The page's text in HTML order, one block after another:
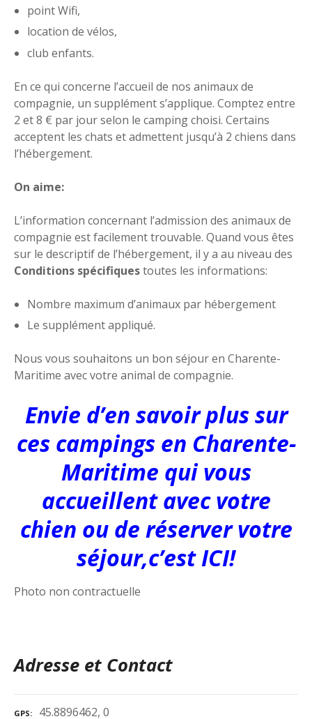
point Wifi,
location de vélos,
club enfants.
En ce qui concerne l’accueil de nos animaux de
compagnie, un supplément s’applique. Comptez entre
2 et 8 € par jour selon le camping choisi. Certains
acceptent les chats et admettent jusqu’à 2 chiens dans
l’hébergement.
On aime:
L’information concernant l’admission des animaux de
compagnie est facilement trouvable. Quand vous êtes
sur le descriptif de l’hébergement, il y a au niveau des
Conditions spécifiquestoutes les informations:
Nombre maximum d’animaux par hébergement
Le supplément appliqué.
Nous vous souhaitons un bon séjour en Charente-
Maritime avec votre animal de compagnie.
Envie d’en savoir plus sur
ces campings en Charente-
Maritime qui vous
accueillent avec votre
chien ou de réserver votre
séjour,c’est ICI!
Photo non contractuelle
Adresse et Contact
GPS 45.8896462, 0